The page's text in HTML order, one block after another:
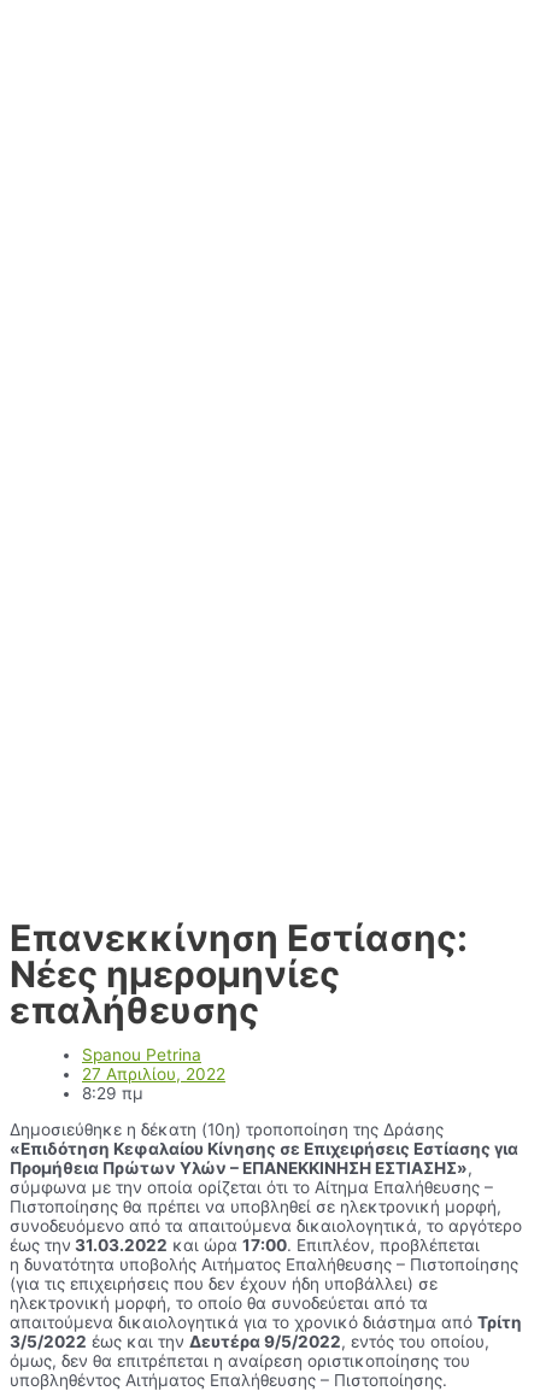
Επανεκκίνηση Εστίασης:
Νέες ημερομηνίες
επαλήθευσης
Spanou Petrina
27 Απριλίου, 2022
8:29 πμ
Δημοσιεύθηκε η δέκατη (10η) τροποποίηση της Δράσης
«Επιδότηση Κεφαλαίου Κίνησης σε Επιχειρήσεις Εστίασης για
Προμήθεια Πρώτων Υλών – ΕΠΑΝΕΚΚΙΝΗΣΗ ΕΣΤΙΑΣΗΣ»,
σύμφωνα με την οποία ορίζεται ότι το Αίτημα Επαλήθευσης –
Πιστοποίησης θα πρέπει να υποβληθεί σε ηλεκτρονική μορφή,
συνοδευόμενο από τα απαιτούμενα δικαιολογητικά, το αργότερο
έως την 31.03.2022 και ώρα 17:00. Επιπλέον, προβλέπεται
η δυνατότητα υποβολής Αιτήματος Επαλήθευσης – Πιστοποίησης
(για τις επιχειρήσεις που δεν έχουν ήδη υποβάλλει) σε
ηλεκτρονική μορφή, το οποίο θα συνοδεύεται από τα
απαιτούμενα δικαιολογητικά για το χρονικό διάστημα από Τρίτη
3/5/2022 έως και την Δευτέρα 9/5/2022, εντός του οποίου,
όμως, δεν θα επιτρέπεται η αναίρεση οριστικοποίησης του
υποβληθέντος Αιτήματος Επαλήθευσης – Πιστοποίησης.